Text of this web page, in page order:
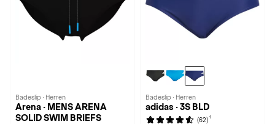
Badeslip · Herren
Arena · MENS ARENA
SOLID SWIM BRIEFS
Badeslip · Herren
adidas · 3S BLD
(62) 1